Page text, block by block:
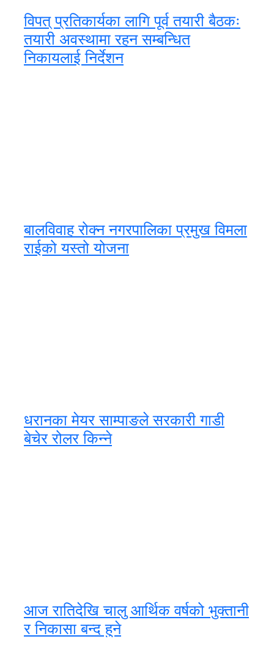
विपत् प्रतिकार्यका लागि पूर्व तयारी बैठकः
तयारी अवस्थामा रहन सम्बन्धित
निकायलाई निर्देशन
बालविवाह रोक्न नगरपालिका प्रमुख विमला
राईको यस्तो योजना
धरानका मेयर साम्पाङले सरकारी गाडी
बेचेर रोलर किन्ने
आज रातिदेखि चालु आर्थिक वर्षको भुक्तानी
र निकासा बन्द हुने